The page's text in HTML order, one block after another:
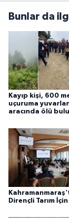
Bunlar da
Kayıp kişi, 600
uçuruma
aracında ölü
Dirençli Tarım